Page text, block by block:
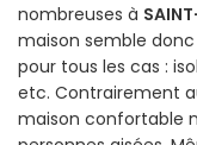
nombreuses à
maison semble
pour tous les cas :
etc. Contrairement
maison confortable